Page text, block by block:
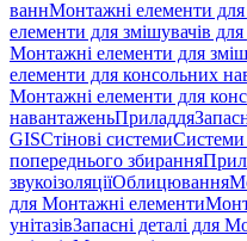
ваннМонтажні елементи
елементи для змішувачів
Монтажні елементи для
елементи для консольних
Монтажні елементи для
навантаженьПриладдя
GISСтінові системиСистеми
попереднього збирання
звукоізоляціїОблицювання
для Монтажні елементи
унітазівЗапасні деталі для